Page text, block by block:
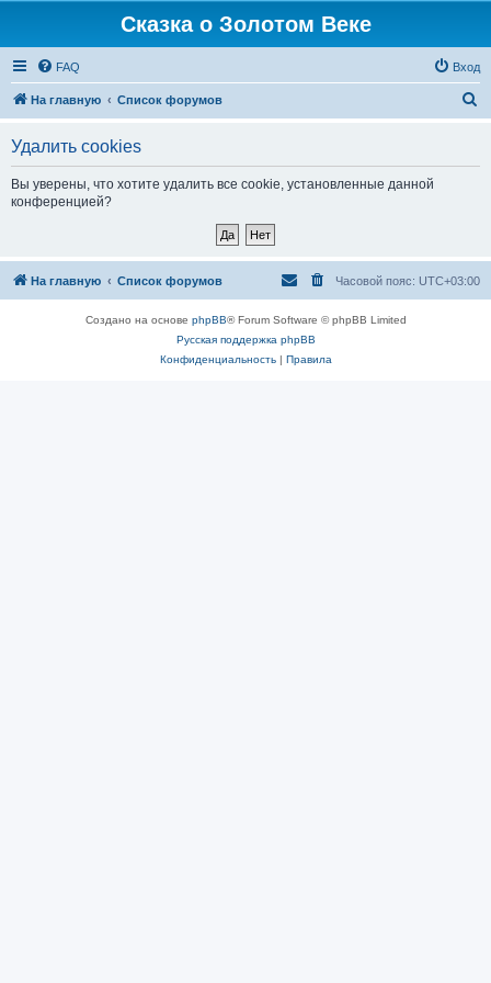
Сказка о Золотом Веке
FAQ Вход
На главную Список форумов
Удалить cookies
Вы уверены, что хотите удалить все cookie, установленные данной
конференцией?
На главную Список форумов Часовой пояс: UTC+03:00
Создано на основе phpBB® Forum Software © phpBB Limited
Русская поддержка phpBB
Конфиденциальность| Правила